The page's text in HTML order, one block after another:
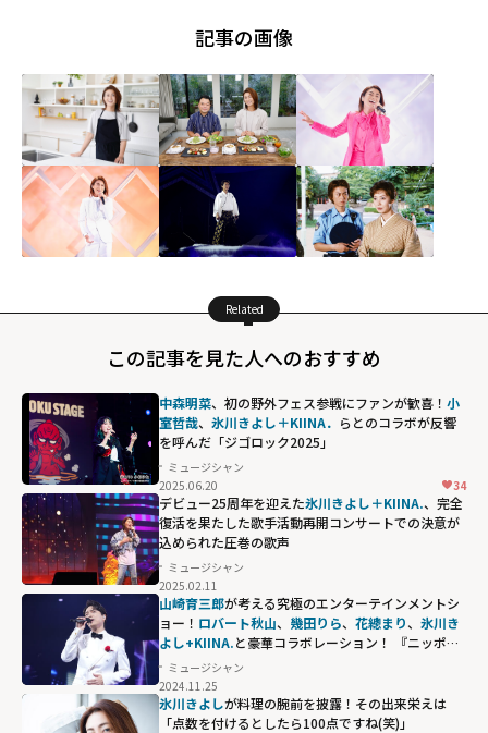
記事の画像
Related
この記事を見た人へのおすすめ
中森明菜、初の野外フェス参戦にファンが歓喜！ 小
室哲哉、 氷川きよし＋KIINA． らとのコラボが反響
を呼んだ「ジゴロック2025」
ミュージシャン
2025.06.20
34
デビュー25周年を迎えた氷川きよし＋KIINA.、完全
復活を果たした歌手活動再開コンサートでの決意が
込められた圧巻の歌声
ミュージシャン
2025.02.11
山崎育三郎が考える究極のエンターテインメントシ
ョー！ ロバート秋山、 幾田りら、 花總まり、 氷川き
よし+KIINA.と豪華コラボレーション！ 『ニッポン
放送開局70周年 THIS IS IKU 2024 日本武道館』
ミュージシャン
2024.11.25
氷川きよしが料理の腕前を披露！その出来栄えは
「点数を付けるとしたら100点ですね(笑)」